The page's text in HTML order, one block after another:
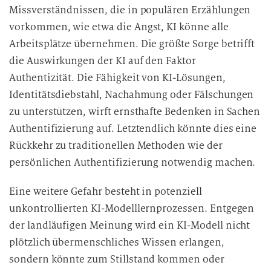
Missverständnissen, die in populären Erzählungen
vorkommen, wie etwa die Angst, KI könne alle
Arbeitsplätze übernehmen. Die größte Sorge betrifft
die Auswirkungen der KI auf den Faktor
Authentizität. Die Fähigkeit von KI-Lösungen,
Identitätsdiebstahl, Nachahmung oder Fälschungen
zu unterstützen, wirft ernsthafte Bedenken in Sachen
Authentifizierung auf. Letztendlich könnte dies eine
Rückkehr zu traditionellen Methoden wie der
persönlichen Authentifizierung notwendig machen.
Eine weitere Gefahr besteht in potenziell
unkontrollierten KI-Modelllernprozessen. Entgegen
der landläufigen Meinung wird ein KI-Modell nicht
plötzlich übermenschliches Wissen erlangen,
sondern könnte zum Stillstand kommen oder